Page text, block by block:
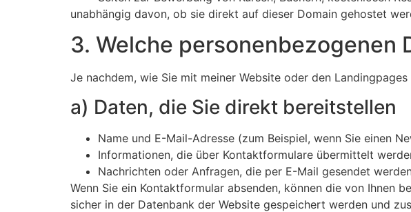
unabhängig davon, ob sie direkt auf dieser Domain gehostet
3. Welche personenbezogenen
Je nachdem, wie Sie mit meiner Website oder den
a) Daten, die Sie direkt bereitstellen
Name und E-Mail-Adresse (zum Beispiel, wenn Sie einen
Informationen, die über Kontaktformulare übermittelt
Nachrichten oder Anfragen, die per E-Mail gesendet
Wenn Sie ein Kontaktformular absenden, können die von Ihnen
sicher in der Datenbank der Website gespeichert werden und